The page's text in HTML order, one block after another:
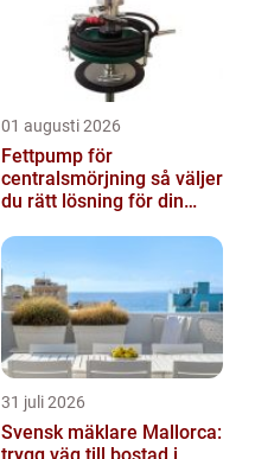
01 augusti 2026
Fettpump för
centralsmörjning så väljer
du rätt lösning för din
31 juli 2026
Svensk mäklare Mallorca: